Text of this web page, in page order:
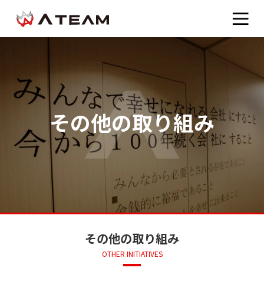
その他の取り組み
その他の取り組み
OTHER INITIATIVES